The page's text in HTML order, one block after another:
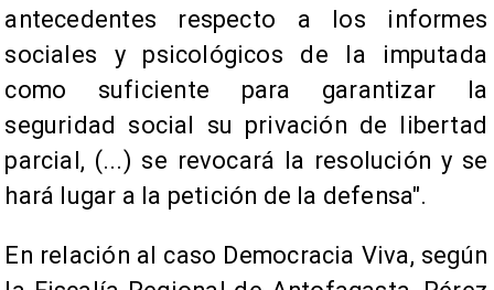
antecedentes respecto a los informes
sociales y psicológicos de la imputada
como suficiente para garantizar la
seguridad social su privación de libertad
parcial, (...) se revocará la resolución y se
hará lugar a la petición de la defensa".
En relación al caso Democracia Viva, según